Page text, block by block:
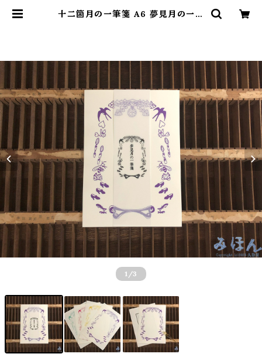
十二箇月の一筆箋 A6 夢見月の一筆
1 /3